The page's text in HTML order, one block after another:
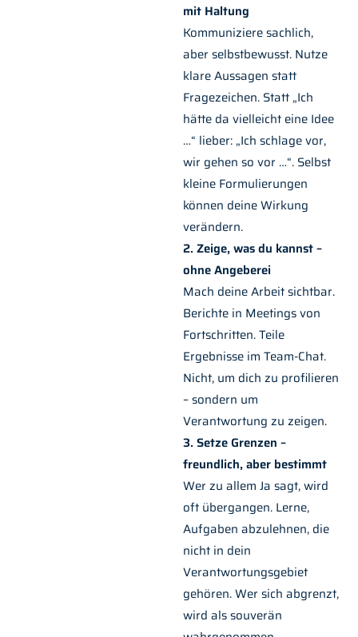
mit Haltung
Kommuniziere sachlich,
aber selbstbewusst. Nutze
klare Aussagen statt
Fragezeichen. Statt „Ich
hätte da vielleicht eine Idee
…“ lieber: „Ich schlage vor,
wir gehen so vor …“. Selbst
kleine Formulierungen
können deine Wirkung
verändern.
2. Zeige, was du kannst –
ohne Angeberei
Mach deine Arbeit sichtbar.
Berichte in Meetings von
Fortschritten. Teile
Ergebnisse im Team-Chat.
Nicht, um dich zu profilieren
– sondern um
Verantwortung zu zeigen.
3. Setze Grenzen –
freundlich, aber bestimmt
Wer zu allem Ja sagt, wird
oft übergangen. Lerne,
Aufgaben abzulehnen, die
nicht in dein
Verantwortungsgebiet
gehören. Wer sich abgrenzt,
wird als souverän